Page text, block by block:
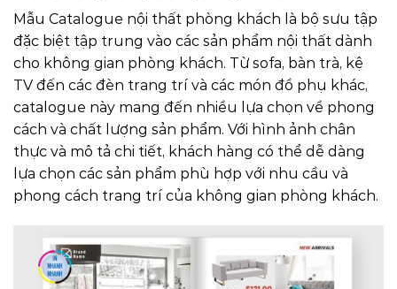
Mẫu Catalogue nội thất phòng khách là bộ sưu tập
đặc biệt tập trung vào các sản phẩm nội thất dành
cho không gian phòng khách. Từ sofa, bàn trà, kệ
TV đến các đèn trang trí và các món đồ phụ khác,
catalogue này mang đến nhiều lựa chọn về phong
cách và chất lượng sản phẩm. Với hình ảnh chân
thực và mô tả chi tiết, khách hàng có thể dễ dàng
lựa chọn các sản phẩm phù hợp với nhu cầu và
phong cách trang trí của không gian phòng khách.